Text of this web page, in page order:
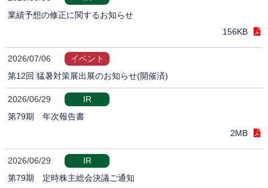
業績予想の修正に関するお知らせ
156KB
2026/07/06
イベント
第12回 猛暑対策展出展のお知らせ(開催済)
2026/06/29
IR
第79期 年次報告書
2MB
2026/06/29
IR
第79期 定時株主総会決議ご通知